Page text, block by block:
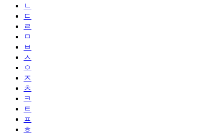
ㄴ
ㄷ
ㄹ
ㅁ
ㅂ
ㅅ
ㅇ
ㅈ
ㅊ
ㅋ
ㅌ
ㅍ
ㅎ